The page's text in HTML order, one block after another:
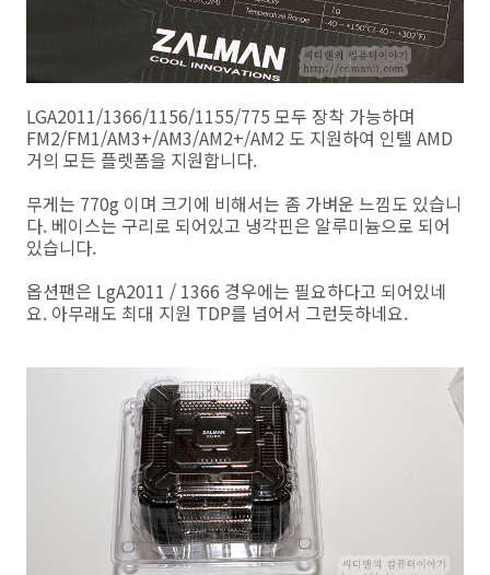
LGA2011/1366/1156/1155/775 모두 장착 가능하며
FM2/FM1/AM3+/AM3/AM2+/AM2 도 지원하여 인텔 AMD
거의 모든 플렛폼을 지원합니다.
무게는 770g 이며 크기에 비해서는 좀 가벼운 느낌도 있습니
다. 베이스는 구리로 되어있고 냉각핀은 알루미늄으로 되어
있습니다.
옵션팬은 LgA2011 / 1366 경우에는 필요하다고 되어있네
요. 아무래도 최대 지원 TDP를 넘어서 그런듯하네요.